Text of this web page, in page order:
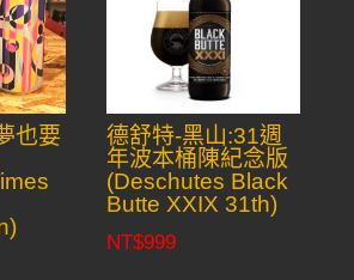
也要
德舒特-黑山:31週
年波本桶陳紀念版
(Deschutes Black
Butte XXIX 31th)
NT$999